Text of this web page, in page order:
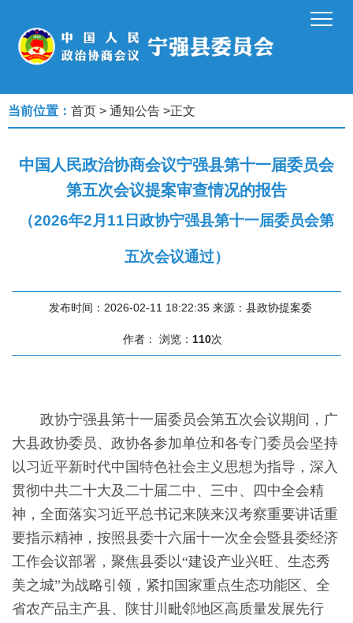
当前位置： 首页 > 通知公告 >正文
中国人民政治协商会议宁强县第十一届委员会
第五次会议提案审查情况的报告
（2026年2月11日政协宁强县第十一届委员会第
五次会议通过）
发布时间：2026-02-11 18:22:35 来源：县政协提案委
作者： 浏览： 110次
政协宁强县第十一届委员会第五次会议期间，广
大县政协委员、政协各参加单位和各专门委员会坚持
以习近平新时代中国特色社会主义思想为指导，深入
贯彻中共二十大及二十届二中、三中、四中全会精
神，全面落实习近平总书记来陕来汉考察重要讲话重
要指示精神，按照县委十六届十一次全会暨县委经济
工作会议部署，聚焦县委以“建设产业兴旺、生态秀
美之城”为战略引领，紧扣国家重点生态功能区、全
省农产品主产县、陕甘川毗邻地区高质量发展先行